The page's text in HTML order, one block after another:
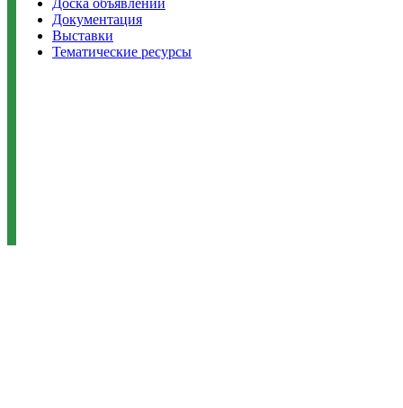
Доска объявлений
Документация
Выставки
Тематические ресурсы